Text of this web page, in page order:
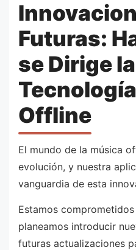
Futuras:
se Dirige la
Offline
El mundo de la música
evolución, y nuestra
vanguardia de esta
Estamos
planeamos introducir
futuras actualizaciones